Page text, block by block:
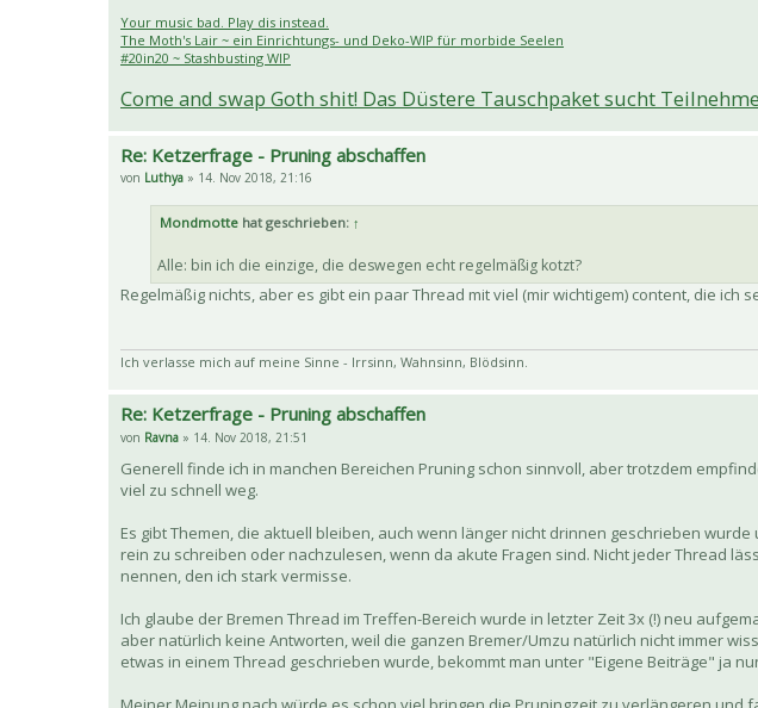
Your music bad. Play dis instead.
The Moth's Lair ~ ein Einrichtungs- und Deko-WIP für morbide Seelen
#20in20 ~ Stashbusting WIP
Come and swap Goth shit! Das Düstere Tauschpaket sucht
Re: Ketzerfrage - Pruning abschaffen
von Luthya » 14. Nov 2018, 21:16
Mondmotte hat geschrieben: ↑
Alle: bin ich die einzige, die deswegen echt regelmäßig kotzt?
Regelmäßig nichts, aber es gibt ein paar Thread mit viel (mir wichtigem) content, die ich
Ich verlasse mich auf meine Sinne - Irrsinn, Wahnsinn, Blödsinn.
Re: Ketzerfrage - Pruning abschaffen
von Ravna » 14. Nov 2018, 21:51
Generell finde ich in manchen Bereichen Pruning schon sinnvoll, aber trotzdem
viel zu schnell weg.
Es gibt Themen, die aktuell bleiben, auch wenn länger nicht drinnen geschrieben
rein zu schreiben oder nachzulesen, wenn da akute Fragen sind. Nicht jeder Thread
nennen, den ich stark vermisse.
Ich glaube der Bremen Thread im Treffen-Bereich wurde in letzter Zeit 3x (!) neu
aber natürlich keine Antworten, weil die ganzen Bremer/Umzu natürlich nicht immer
etwas in einem Thread geschrieben wurde, bekommt man unter "Eigene Beiträge" ja